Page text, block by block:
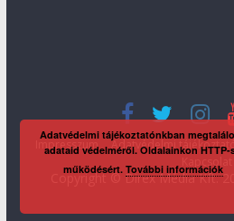
Impresszum Adatvédelmi tájékoztató
Copyright © Direx Média Kft.
Adatvédelmi tájékoztatónkban
adataid védelméről. Oldalainkon
működésért.További információk